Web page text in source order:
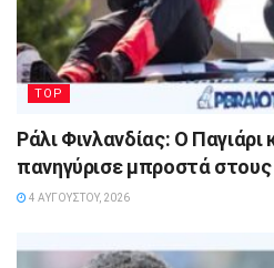
TOP
Ράλι Φινλανδίας: Ο Παγιάρι
πανηγύρισε μπροστά
4 ΑΥΓΟΎΣΤΟΥ, 2026